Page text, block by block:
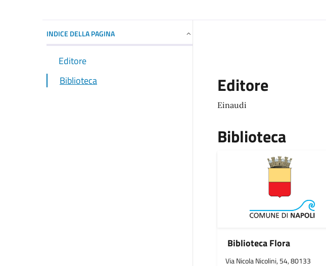
INDICE DELLA PAGINA
Editore
Biblioteca
Editore
Einaudi
Biblioteca
Biblioteca Flora
Via Nicola Nicolini, 54, 80133